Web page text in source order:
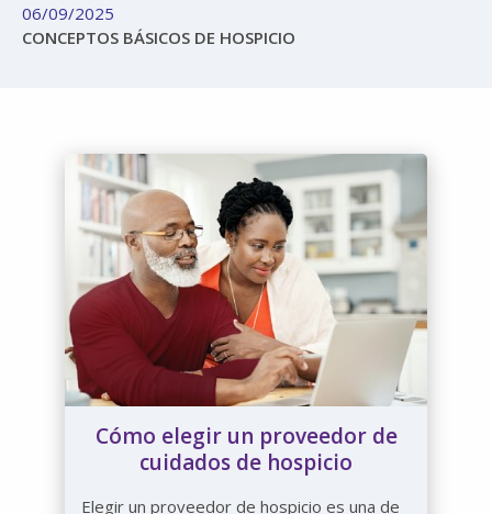
06/09/2025
CONCEPTOS BÁSICOS DE HOSPICIO
Cómo elegir un proveedor de
cuidados de hospicio
Elegir un proveedor de hospicio es una de